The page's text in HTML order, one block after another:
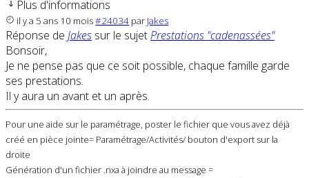
Plus d'informations
il y a 5 ans 10 mois#24034 par Jakes
Réponse de Jakes sur le sujetPrestations "cadenassées"
Bonsoir,
Je ne pense pas que ce soit possible, chaque famille garde
ses prestations.
Il y aura un avant et un après.
Pour une aide sur le paramétrage, poster le fichier que vous avez déjà
créé en pièce jointe= Paramétrage/Activités/ bouton d'export sur la
droite
Génération d'un fichier .nxa à joindre au message =